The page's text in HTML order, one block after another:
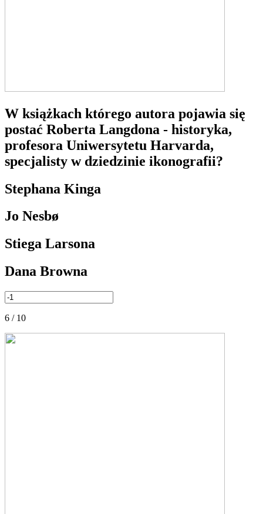
W książkach którego autora pojawia się
postać Roberta Langdona - historyka,
profesora Uniwersytetu Harvarda,
specjalisty w dziedzinie ikonografii?
Stephana Kinga
Jo Nesbø
Stiega Larsona
Dana Browna
6 / 10